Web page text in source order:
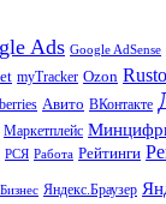
Ads Google AdSense
myTracker Ozon
Авито ВКонтакте
Маркетплейс
РСЯ Работа Рейтинги
Яндекс.Браузер